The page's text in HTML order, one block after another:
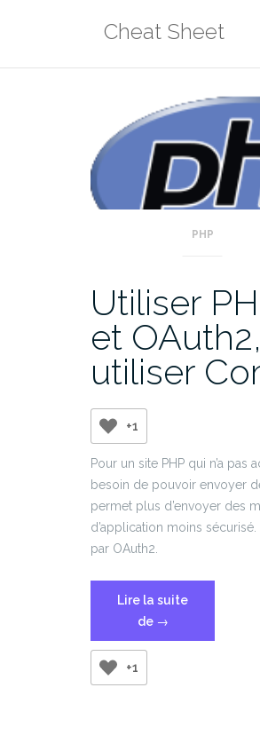
Cheat Sheet
PHP
Utiliser
et
utiliser
+1
Pour un site PHP qui n’a pas
besoin de pouvoir envoyer
permet plus d’envoyer des
d’application moins
par OAuth2.
Lire la suite
de « Utiliser
PHPMailer
→
+1